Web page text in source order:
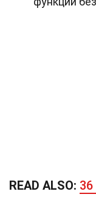
READ ALSO: 36